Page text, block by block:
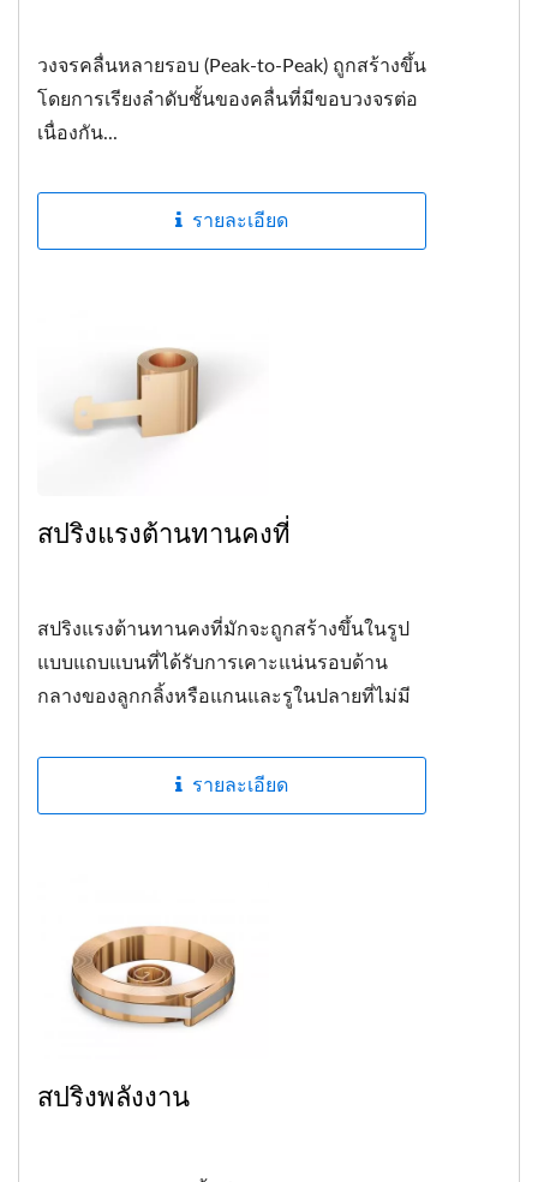
วงจรคลื่นหลายรอบ (Peak-to-Peak) ถูกสร้างขึ้น
โดยการเรียงลำดับชั้นของคลื่นที่มีขอบวงจรต่อ
เนื่องกัน...
รายละเอียด
สปริงแรงต้านทานคงที่
สปริงแรงต้านทานคงที่มักจะถูกสร้างขึ้นในรูป
แบบแถบแบนที่ได้รับการเคาะแน่นรอบด้าน
กลางของลูกกลิ้งหรือแกนและรูในปลายที่ไม่มี
สมดุลแบบคาวน์เตอร์...
รายละเอียด
สปริงพลังงาน